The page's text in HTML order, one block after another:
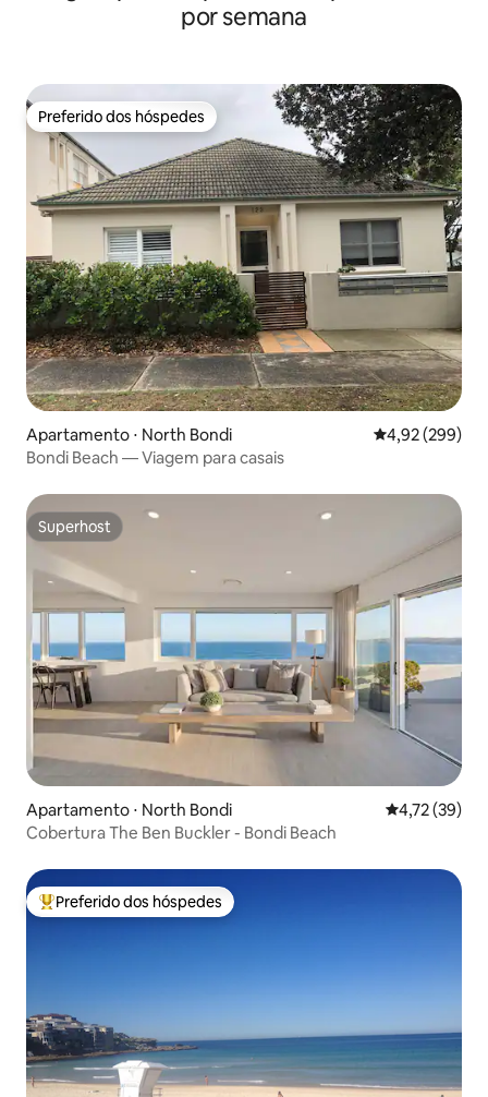
por semana
Preferido dos hóspedes
Preferido dos hóspedes
Apartamento ⋅ North Bondi 4,92 de uma
4,92 (299)
Bondi Beach — Viagem para casais
Superhost
Superhost
Apartamento ⋅ North Bondi 4,72 de uma
4,72 (39)
Cobertura The Ben Buckler - Bondi Beach
Entre os melhores preferidos dos hóspedes
Preferido dos hóspedes